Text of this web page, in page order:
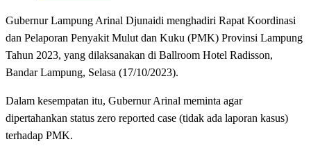
Gubernur Lampung Arinal Djunaidi menghadiri Rapat Koordinasi
dan Pelaporan Penyakit Mulut dan Kuku (PMK) Provinsi Lampung
Tahun 2023, yang dilaksanakan di Ballroom Hotel Radisson,
Bandar Lampung, Selasa (17/10/2023).
Dalam kesempatan itu, Gubernur Arinal meminta agar
dipertahankan status zero reported case (tidak ada laporan kasus)
terhadap PMK.